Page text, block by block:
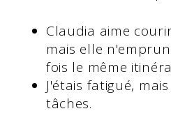
Claudia aime
mais elle
fois le même
J'étais fatigué,
tâches.